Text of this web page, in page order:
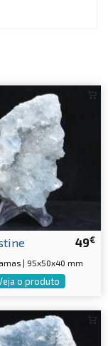
49€
| 95x50x40 mm
o produto